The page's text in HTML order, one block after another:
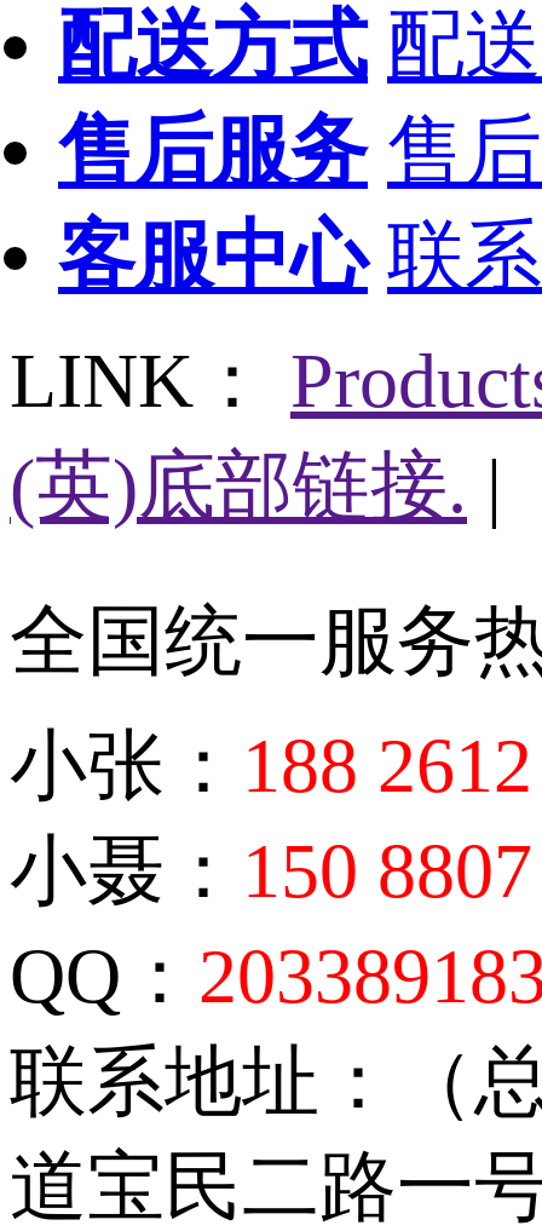
配送方式 配
售后服务 售
客服中心 联
LINK：
(英)底部链接. |
全国统一服务
小张： 188
小聂： 150
QQ：
联系地址：（
道宝民二路一